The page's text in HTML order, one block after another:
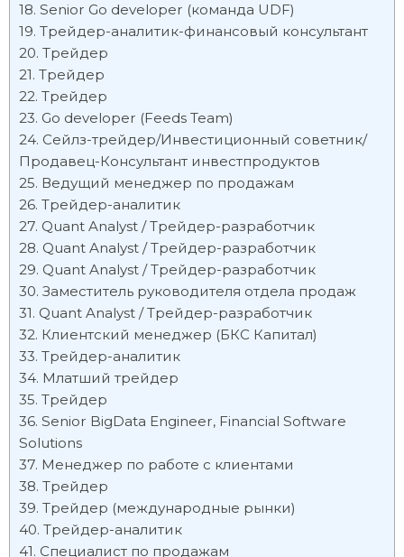
Senior Go developer (команда UDF)
Трейдер-аналитик-финансовый консультант
Трейдер
Трейдер
Трейдер
Go developer (Feeds Team)
Сейлз-трейдер/Инвестиционный советник/
Продавец-Консультант инвестпродуктов
Ведущий менеджер по продажам
Трейдер-аналитик
Quant Analyst / Трейдер-разработчик
Quant Analyst / Трейдер-разработчик
Quant Analyst / Трейдер-разработчик
Заместитель руководителя отдела продаж
Quant Analyst / Трейдер-разработчик
Клиентский менеджер (БКС Капитал)
Трейдер-аналитик
Млатший трейдер
Трейдер
Senior BigData Engineer, Financial Software
Solutions
Менеджер по работе с клиентами
Трейдер
Трейдер (международные рынки)
Трейдер-аналитик
Специалист по продажам